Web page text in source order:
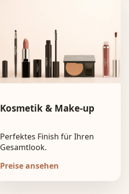
Kosmetik & Make-up
Perfektes Finish für Ihren
Gesamtlook.
Preise ansehen